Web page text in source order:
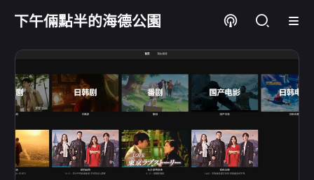
下午倆點半的海德公園